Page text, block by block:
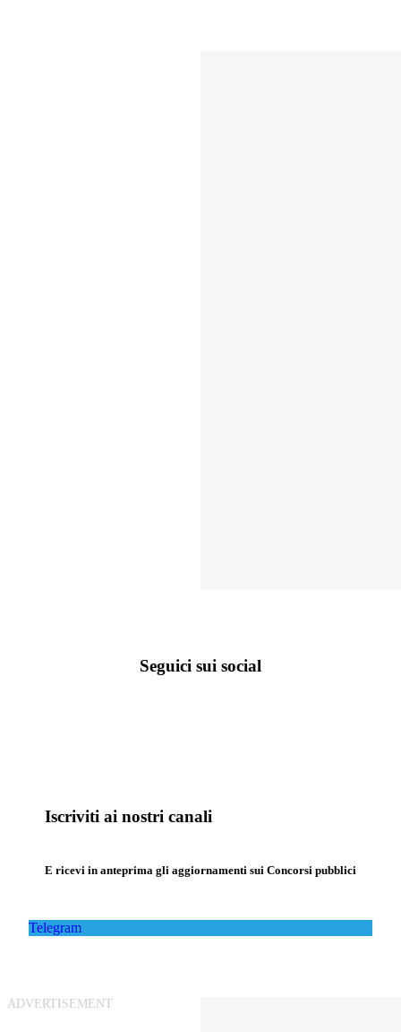
Seguici sui social
Iscriviti ai nostri canali
E ricevi in anteprima gli aggiornamenti sui Concorsi pubblici
Telegram